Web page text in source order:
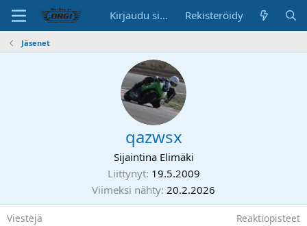
Kirjaudu sisään Rekisteröidy
Jäsenet
qazwsx
Sijaintina Elimäki
Liittynyt 19.5.2009
Viimeksi nähty 20.2.2026
Viestejä Reaktiopisteet